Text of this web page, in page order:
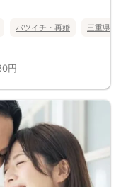
バツイチ・再婚 三重県
円